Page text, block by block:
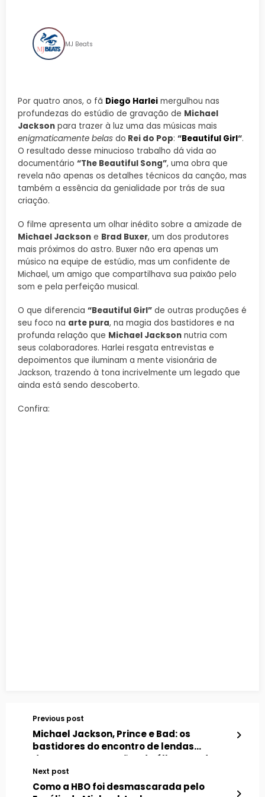
MJ Beats
Por quatro anos, o fã Diego Harlei mergulhou nas
profundezas do estúdio de gravação de Michael
Jackson para trazer à luz uma das músicas mais
enigmaticamente belas do Rei do Pop: “Beautiful Girl“.
O resultado desse minucioso trabalho dá vida ao
documentário “The Beautiful Song”, uma obra que
revela não apenas os detalhes técnicos da canção, mas
também a essência da genialidade por trás de sua
criação.
O filme apresenta um olhar inédito sobre a amizade de
Michael Jackson e Brad Buxer, um dos produtores
mais próximos do astro. Buxer não era apenas um
músico na equipe de estúdio, mas um confidente de
Michael, um amigo que compartilhava sua paixão pelo
som e pela perfeição musical.
O que diferencia “Beautiful Girl” de outras produções é
seu foco na arte pura, na magia dos bastidores e na
profunda relação que Michael Jackson nutria com
seus colaboradores. Harlei resgata entrevistas e
depoimentos que iluminam a mente visionária de
Jackson, trazendo à tona incrivelmente um legado que
ainda está sendo descoberto.
Confira:
Previous post
Michael Jackson, Prince e Bad: os
bastidores do encontro de lendas
durante as gravações do álbum Bad
Next post
Como a HBO foi desmascarada pelo